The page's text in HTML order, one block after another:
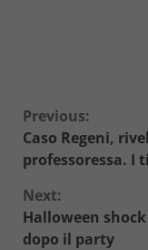
Continue
Reading
Previous:
Caso Regeni,
professoressa. I
Next:
Halloween
dopo il party